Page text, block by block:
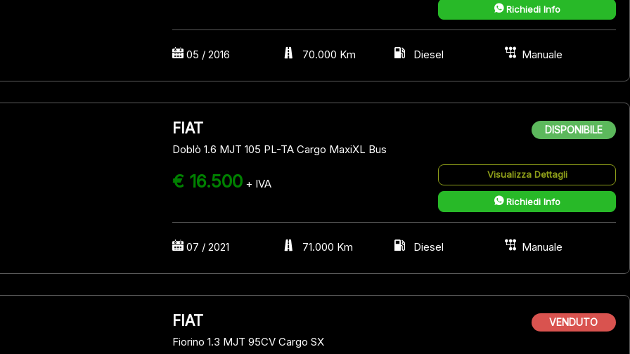
Richiedi Info
05 / 2016 70.000 Km Diesel Manuale
FIAT
Doblò 1.6 MJT 105 PL-TA Cargo MaxiXL Bus
DISPONIBILE
€ 16.500 + IVA
Visualizza Dettagli
Richiedi Info
07 / 2021 71.000 Km Diesel Manuale
FIAT
Fiorino 1.3 MJT 95CV Cargo SX
VENDUTO